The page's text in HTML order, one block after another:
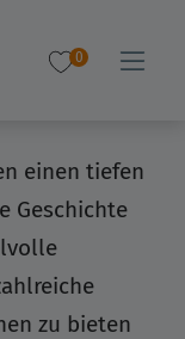
0
einen tiefen
Geschichte
zu bieten